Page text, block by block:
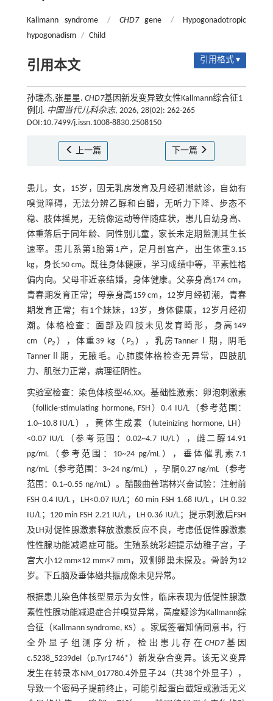
Kallmann syndrome / CHD7gene /
Hypogonadotropic
hypogonadism / Child
引用本文 引用格式 ▾
孙瑞杰,张星星. CHD7基因新发变异致女性Kallmann综合征1
例[J]. 中国当代儿科杂志, 2026, 28(02): 262-265
DOI:10.7499/j.issn.1008-8830.2508150
上一篇 下一篇
患儿，女，15岁，因无乳房发育及月经初潮就诊，自幼有
嗅觉障碍，无法分辨乙醇和白醋，无听力下降、步态不
稳、肢体摇晃，无镜像运动等伴随症状，患儿自幼身高、
体重落后于同年龄、同性别儿童，家长未定期监测其生长
速率。患儿系第1胎第1产，足月剖宫产，出生体重3.15
kg，身长50 cm。既往身体健康，学习成绩中等，平素性格
偏内向。父母非近亲结婚，身体健康。父亲身高174 cm，
青春期发育正常；母亲身高159 cm，12岁月经初潮，青春
期发育正常；有1个妹妹，13岁，身体健康，12岁月经初
潮。体格检查：面部及四肢未见发育畸形，身高149
cm（P2 ），体重39 kg（P3 ），乳房TannerⅠ期，阴毛
TannerⅡ期，无腋毛。心肺腹体格检查无异常，四肢肌
力、肌张力正常，病理征阴性。
实验室检查：染色体核型46,XX。基础性激素：卵泡刺激素
（follicle-stimulating hormone, FSH）0.4 IU/L（参考范围：
1.0~10.8 IU/L），黄体生成素（luteinizing hormone, LH）
<0.07 IU/L（参考范围：0.02~4.7 IU/L），雌二醇14.91
pg/mL（参考范围：10~24 pg/mL），垂体催乳素7.1
ng/mL（参考范围：3~24 ng/mL），孕酮0.27 ng/mL（参考
范围：0.1~0.55 ng/mL）。醋酸曲普瑞林兴奋试验：注射前
FSH 0.4 IU/L，LH<0.07 IU/L；60 min FSH 1.68 IU/L，LH 0.32
IU/L；120 min FSH 2.21 IU/L，LH 0.36 IU/L；提示刺激后FSH
及LH对促性腺激素释放激素反应不良，考虑低促性腺激素
性性腺功能减退症可能。生殖系统彩超提示幼稚子宫，子
宫大小12 mm×12 mm×7 mm，双侧卵巢未探及。骨龄为12
岁。下丘脑及垂体磁共振成像未见异常。
根据患儿染色体核型显示为女性，临床表现为低促性腺激
素性性腺功能减退症合并嗅觉异常，高度疑诊为Kallmann综
合征（Kallmann syndrome, KS）。家属签署知情同意书，行
全外显子组测序分析，检出患儿存在 CHD7基因
c.5238_5239del（p.Tyr1746*）新发杂合变异。该无义变异
发生在转录本NM_017780.4外显子24（共38个外显子），
导致一个密码子提前终止，可能引起蛋白截短或激活无义